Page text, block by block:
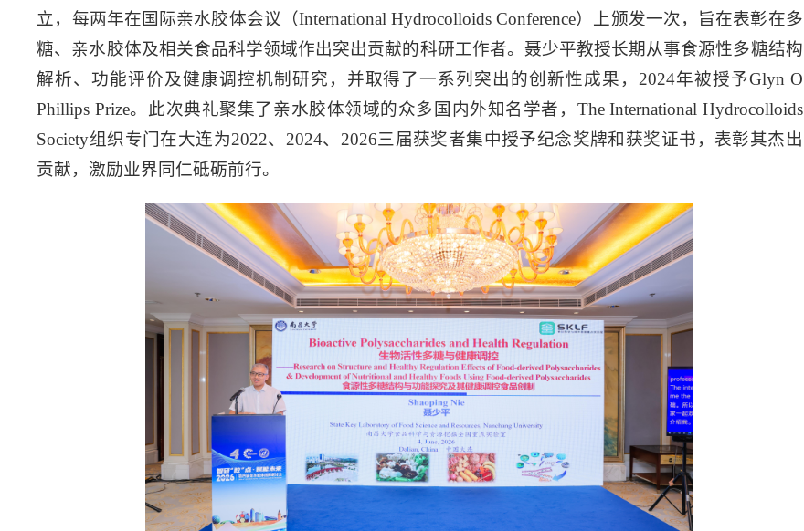
立，每两年在国际亲水胶体会议（International Hydrocolloids Conference）上颁发一次，旨在表彰在多
糖、亲水胶体及相关食品科学领域作出突出贡献的科研工作者。聂少平教授长期从事食源性多糖结构
解析、功能评价及健康调控机制研究，并取得了一系列突出的创新性成果，2024年被授予Glyn O
Phillips Prize。此次典礼聚集了亲水胶体领域的众多国内外知名学者，The International Hydrocolloids
Society组织专门在大连为2022、2024、2026三届获奖者集中授予纪念奖牌和获奖证书，表彰其杰出
贡献，激励业界同仁砥砺前行。